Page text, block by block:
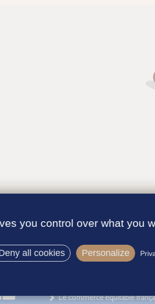
Le commerce équitable
you control over what you
all cookies Personalize